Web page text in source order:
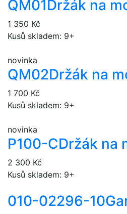
QM01 Držák na
1 350 Kč
Kusů skladem: 9+
novinka
QM02Držák na
1 700 Kč
Kusů skladem: 9+
novinka
P100-CDržák na
2 300 Kč
Kusů skladem: 9+
010-02296-10